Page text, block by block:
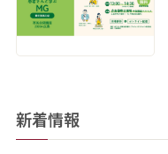
新着情報